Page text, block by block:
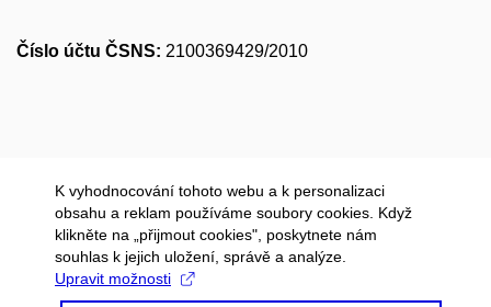
Číslo účtu ČSNS: 2100369429/2010
K vyhodnocování tohoto webu a k personalizaci
obsahu a reklam používáme soubory cookies. Když
klikněte na „přijmout cookies", poskytnete nám
souhlas k jejich uložení, správě a analýze.
Upravit možnosti